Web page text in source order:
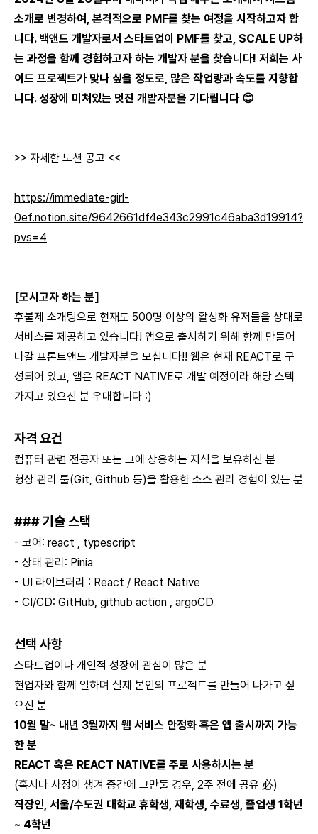
소개로 변경하여, 본격적으로 PMF를 찾는 여정을 시작하고자 합
니다. 백앤드 개발자로서 스타트업이 PMF를 찾고, SCALE UP하
는 과정을 함께 경험하고자 하는 개발자 분을 찾습니다! 저희는 사
이드 프로젝트가 맞나 싶을 정도로, 많은 작업량과 속도를 지향합
니다. 성장에 미쳐있는 멋진 개발자분을 기다립니다 😊
>> 자세한 노션 공고 <<
https://immediate-girl-
0ef.notion.site/9642661df4e343c2991c46aba3d19914?
pvs=4
[모시고자 하는 분]
후불제 소개팅으로 현재도 500명 이상의 활성화 유저들을 상대로
서비스를 제공하고 있습니다! 앱으로 출시하기 위해 함께 만들어
나갈 프론트앤드 개발자분을 모십니다!! 웹은 현재 REACT로 구
성되어 있고, 앱은 REACT NATIVE로 개발 예정이라 해당 스텍
가지고 있으신 분 우대합니다 :)
자격 요건
컴퓨터 관련 전공자 또는 그에 상응하는 지식을 보유하신 분
형상 관리 툴(Git, Github 등)을 활용한 소스 관리 경험이 있는 분
### 기술 스택
- 코어: react , typescript
- 상태 관리: Pinia
- UI 라이브러리 : React / React Native
- CI/CD: GitHub, github action , argoCD
선택 사항
스타트업이나 개인적 성장에 관심이 많은 분
현업자와 함께 일하며 실제 본인의 프로젝트를 만들어 나가고 싶
으신 분
10월 말~ 내년 3월까지 웹 서비스 안정화 혹은 앱 출시까지 가능
한 분
REACT 혹은 REACT NATIVE를 주로 사용하시는 분
(혹시나 사정이 생겨 중간에 그만둘 경우, 2주 전에 공유 必)
직장인, 서울/수도권 대학교 휴학생, 재학생, 수료생, 졸업생 1학년
~ 4학년